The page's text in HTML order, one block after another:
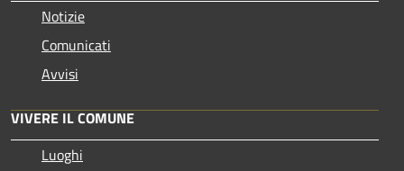
Notizie
Comunicati
Avvisi
VIVERE IL COMUNE
Luoghi